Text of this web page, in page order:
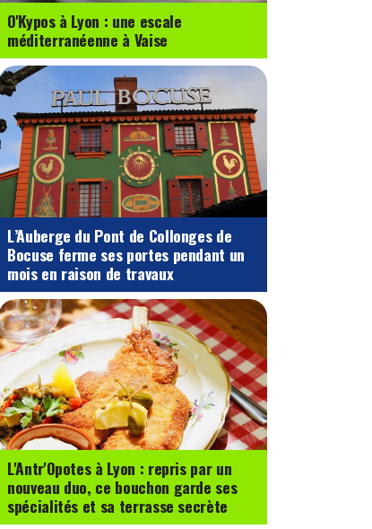
O'Kypos à Lyon : une escale
méditerranéenne à Vaise
L’Auberge du Pont de Collonges de
Bocuse ferme ses portes pendant un
mois en raison de travaux
L'Antr'Opotes à Lyon : repris par un
nouveau duo, ce bouchon garde ses
spécialités et sa terrasse secrète